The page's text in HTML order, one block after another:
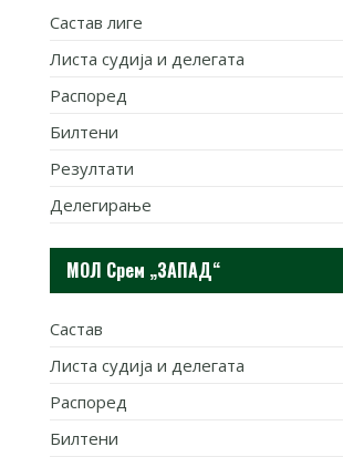
Састав лиге
Листа судија и делегата
Распоред
Билтени
Резултати
Делегирање
МОЛ Срем „ЗАПАД“
Састав
Листа судија и делегата
Распоред
Билтени